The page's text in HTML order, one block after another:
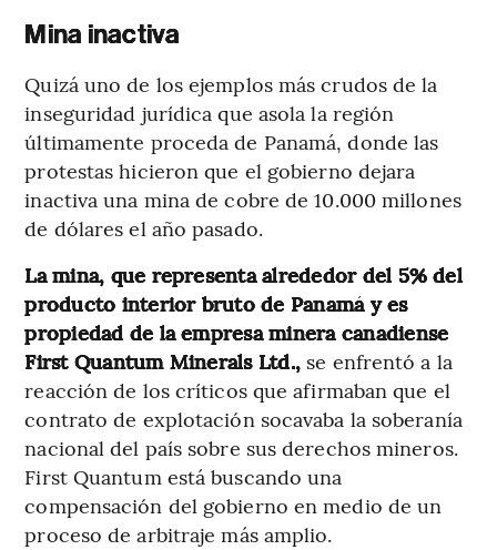
Mina inactiva
Quizá uno de los ejemplos más crudos de la
inseguridad jurídica que asola la región
últimamente proceda de Panamá, donde las
protestas hicieron que el gobierno dejara
inactiva una mina de cobre de 10.000 millones
de dólares el año pasado.
La mina, que representa alrededor del 5% del
producto interior bruto de Panamá y es
propiedad de la empresa minera canadiense
First Quantum Minerals Ltd., se enfrentó a la
reacción de los críticos que afirmaban que el
contrato de explotación socavaba la soberanía
nacional del país sobre sus derechos mineros.
First Quantum está buscando una
compensación del gobierno en medio de un
proceso de arbitraje más amplio.